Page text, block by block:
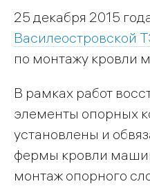
25 декабря 2015
Василеостровской
по монтажу кровли
В рамках работ
элементы опорных
установлены и
фермы кровли
монтаж опорного